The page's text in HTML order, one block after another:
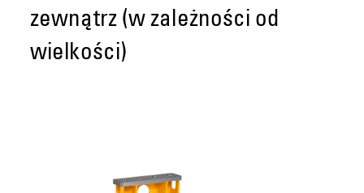
zewnątrz (w zależności od
wielkości)